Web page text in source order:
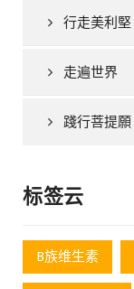
行走美利堅
走遍世界
踐行菩提願
标签云
B族维生素